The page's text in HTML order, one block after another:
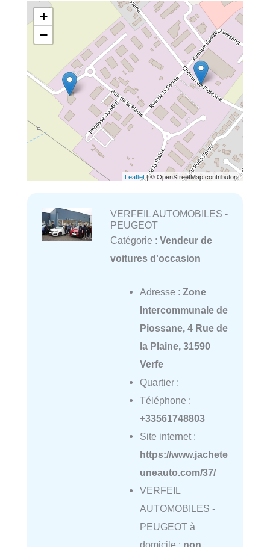
+
−
Leaflet| © OpenStreetMap contributors
VERFEIL AUTOMOBILES -
PEUGEOT
Catégorie : Vendeur de
voitures d'occasion
Adresse : Zone
Intercommunale de
Piossane, 4 Rue de
la Plaine, 31590
Verfe
Quartier :
Téléphone :
+33561748803
Site internet :
https://www.jachete
uneauto.com/37/
VERFEIL
AUTOMOBILES -
PEUGEOT à